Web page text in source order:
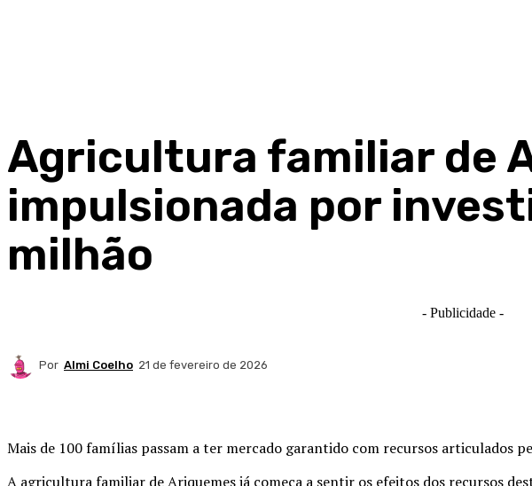
Agricultura familiar de
impulsionada por
milhão
- Publicidade -
Por Almi Coelho 21 de fevereiro de 2026
Mais de 100 famílias passam a ter mercado garantido com recursos articulados
A agricultura familiar de Ariquemes já começa a sentir os efeitos dos recursos